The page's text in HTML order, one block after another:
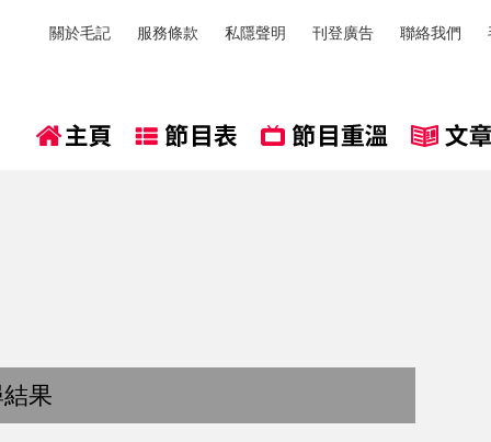
關於毛記 服務條款 私隱聲明 刊登廣告 聯絡我們
果